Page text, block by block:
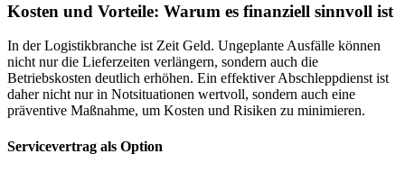
Kosten und Vorteile: Warum es finanziell sinnvoll ist
In der Logistikbranche ist Zeit Geld. Ungeplante Ausfälle können
nicht nur die Lieferzeiten verlängern, sondern auch die
Betriebskosten deutlich erhöhen. Ein effektiver Abschleppdienst ist
daher nicht nur in Notsituationen wertvoll, sondern auch eine
präventive Maßnahme, um Kosten und Risiken zu minimieren.
Servicevertrag als Option